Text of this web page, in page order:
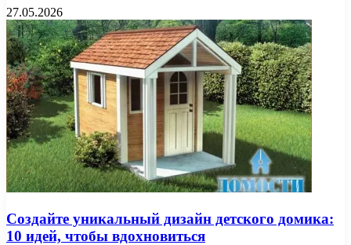
27.05.2026
Создайте уникальный дизайн детского домика:
10 идей, чтобы вдохновиться